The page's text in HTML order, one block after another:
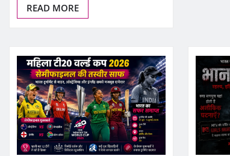
READ MORE